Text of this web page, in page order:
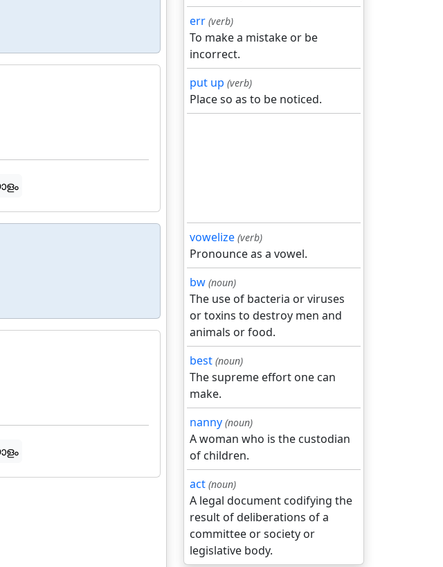
err (verb)
To make a mistake or be
incorrect.
put up (verb)
Place so as to be noticed.
vowelize (verb)
Pronounce as a vowel.
bw (noun)
The use of bacteria or viruses
or toxins to destroy men and
animals or food.
best (noun)
The supreme effort one can
make.
nanny (noun)
A woman who is the custodian
of children.
act (noun)
A legal document codifying the
result of deliberations of a
committee or society or
legislative body.